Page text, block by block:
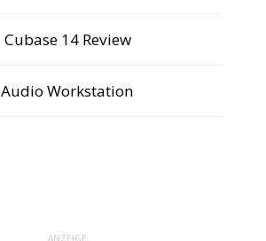
Cubase 14 Review
Audio Workstation
ANZEIGE